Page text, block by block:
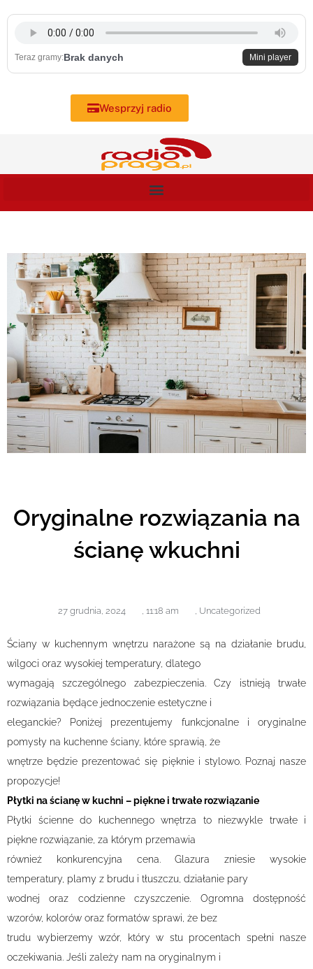
content
Teraz gramy:Brak danych Mini player
Wesprzyj radio
Oryginalne rozwiązania na
ścianę wkuchni
27 grudnia, 2024 11:18 am Uncategorized
Ściany w kuchennym wnętrzu narażone są na działanie brudu,
wilgoci oraz wysokiej temperatury, dlatego
wymagają szczególnego zabezpieczenia. Czy istnieją trwałe
rozwiązania będące jednoczenie estetyczne i
eleganckie? Poniżej prezentujemy funkcjonalne i oryginalne
pomysły na kuchenne ściany, które sprawią, że
wnętrze będzie prezentować się pięknie i stylowo. Poznaj nasze
propozycje!
Płytki na ścianę w kuchni – piękne i trwałe rozwiązanie
Płytki ścienne do kuchennego wnętrza to niezwykle trwałe i
piękne rozwiązanie, za którym przemawia
również konkurencyjna cena. Glazura zniesie wysokie
temperatury, plamy z brudu i tłuszczu, działanie pary
wodnej oraz codzienne czyszczenie. Ogromna dostępność
wzorów, kolorów oraz formatów sprawi, że bez
trudu wybierzemy wzór, który w stu procentach spełni nasze
oczekiwania. Jeśli zależy nam na oryginalnym i